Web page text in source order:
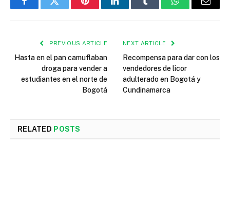
FacebookTwitter PinterestLinkedInTumblr WhatsAppEmail
PREVIOUS ARTICLE
Hasta en el pan camuflaban
droga para vender a
estudiantes en el norte de
Bogotá
NEXT ARTICLE
Recompensa para dar con los
vendedores de licor
adulterado en Bogotá y
Cundinamarca
RELATED POSTS